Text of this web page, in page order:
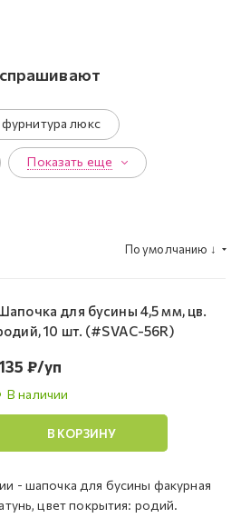
фурнитура люкс
Показать еще
По умолчанию ↓
для бусины 4,5 мм, цв.
10 шт. (#SVAC-56R)
В наличии
₽/уп
В КОРЗИНУ
- шапочка для бусины факурная
цвет покрытия: родий.